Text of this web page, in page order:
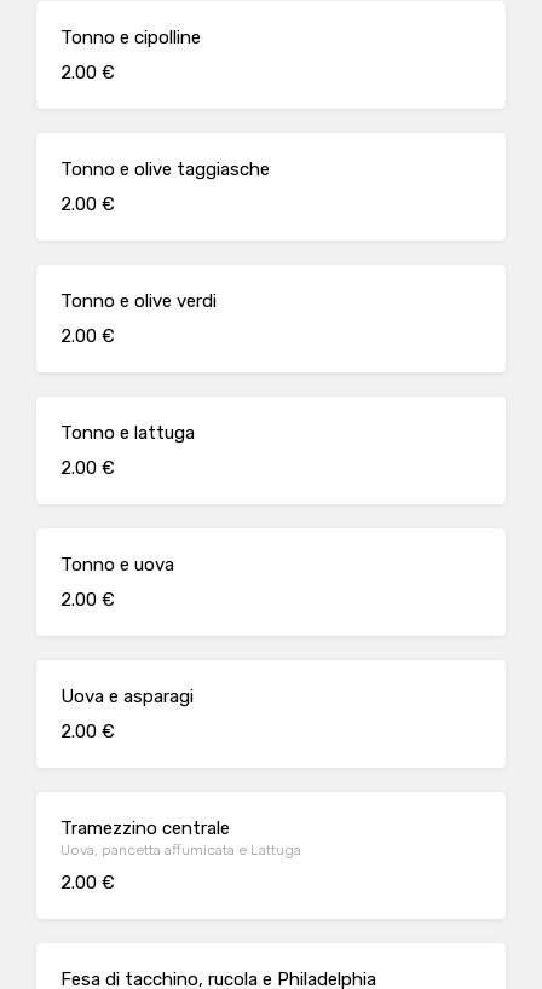
Tonno e cipolline
2.00 €
Tonno e olive taggiasche
2.00 €
Tonno e olive verdi
2.00 €
Tonno e lattuga
2.00 €
Tonno e uova
2.00 €
Uova e asparagi
2.00 €
Tramezzino centrale
Uova, pancetta affumicata e Lattuga
2.00 €
Fesa di tacchino, rucola e Philadelphia